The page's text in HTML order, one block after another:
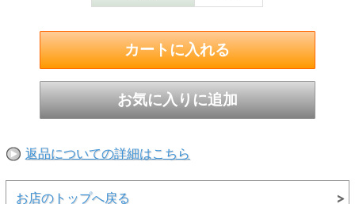
返品についての詳細はこちら
お店のトップへ戻る